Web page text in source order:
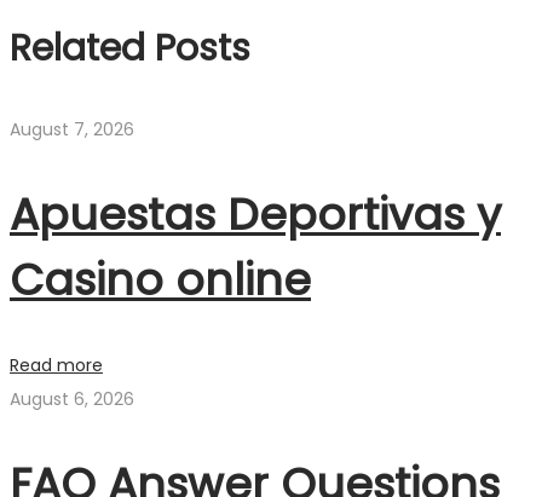
Related Posts
August 7, 2026
Apuestas Deportivas y
Casino online
Read more
August 6, 2026
FAQ Answer Questions